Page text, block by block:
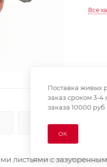
Все
КАК КУПИТЬ
листьями с
Поставка живых
заказ сроком 3-
заказа 10000
ОК